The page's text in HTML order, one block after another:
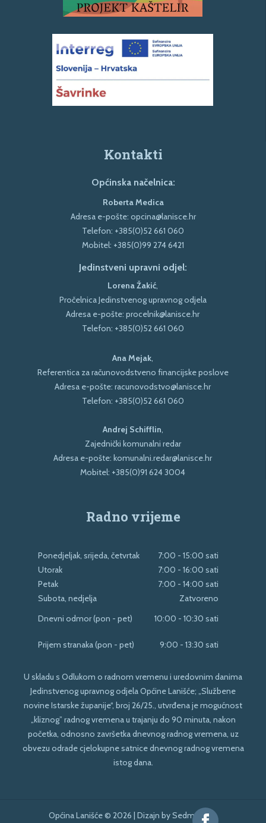
Kontakti
Općinska načelnica:
Roberta Medica
Adresa e-pošte: opcina@lanisce.hr
Telefon: +385(0)52 661 060
Mobitel: +385(0)99 274 6421
Jedinstveni upravni odjel:
Lorena Žakić,
Pročelnica Jedinstvenog upravnog odjela
Adresa e-pošte: procelnik@lanisce.hr
Telefon: +385(0)52 661 060
Ana Mejak,
Referentica za računovodstveno financijske poslove
Adresa e-pošte: racunovodstvo@lanisce.hr
Telefon: +385(0)52 661 060
Andrej Schifflin,
Zajednički komunalni redar
Adresa e-pošte: komunalni.redar@lanisce.hr
Mobitel: +385(0)91 624 3004
Radno vrijeme
Ponedjeljak, srijeda, četvrtak
7:00 - 15:00 sati
Utorak
7:00 - 16:00 sati
Petak
7:00 - 14:00 sati
Subota, nedjelja
Zatvoreno
Dnevni odmor (pon - pet)
10:00 - 10:30 sati
Prijem stranaka (pon - pet) 9:00 - 13:30 sati
U skladu s Odlukom o radnom vremenu i uredovnim danima
Jedinstvenog upravnog odjela Općine Lanišće; „Službene
novine Istarske županije“, broj 26/25., utvrđena je mogućnost
„kliznog” radnog vremena u trajanju do 90 minuta, nakon
početka, odnosno završetka dnevnog radnog vremena, uz
obvezu odrade cjelokupne satnice dnevnog radnog vremena
istog dana.
Općina Lanišće © 2026 | Dizajn bySedma Kuća